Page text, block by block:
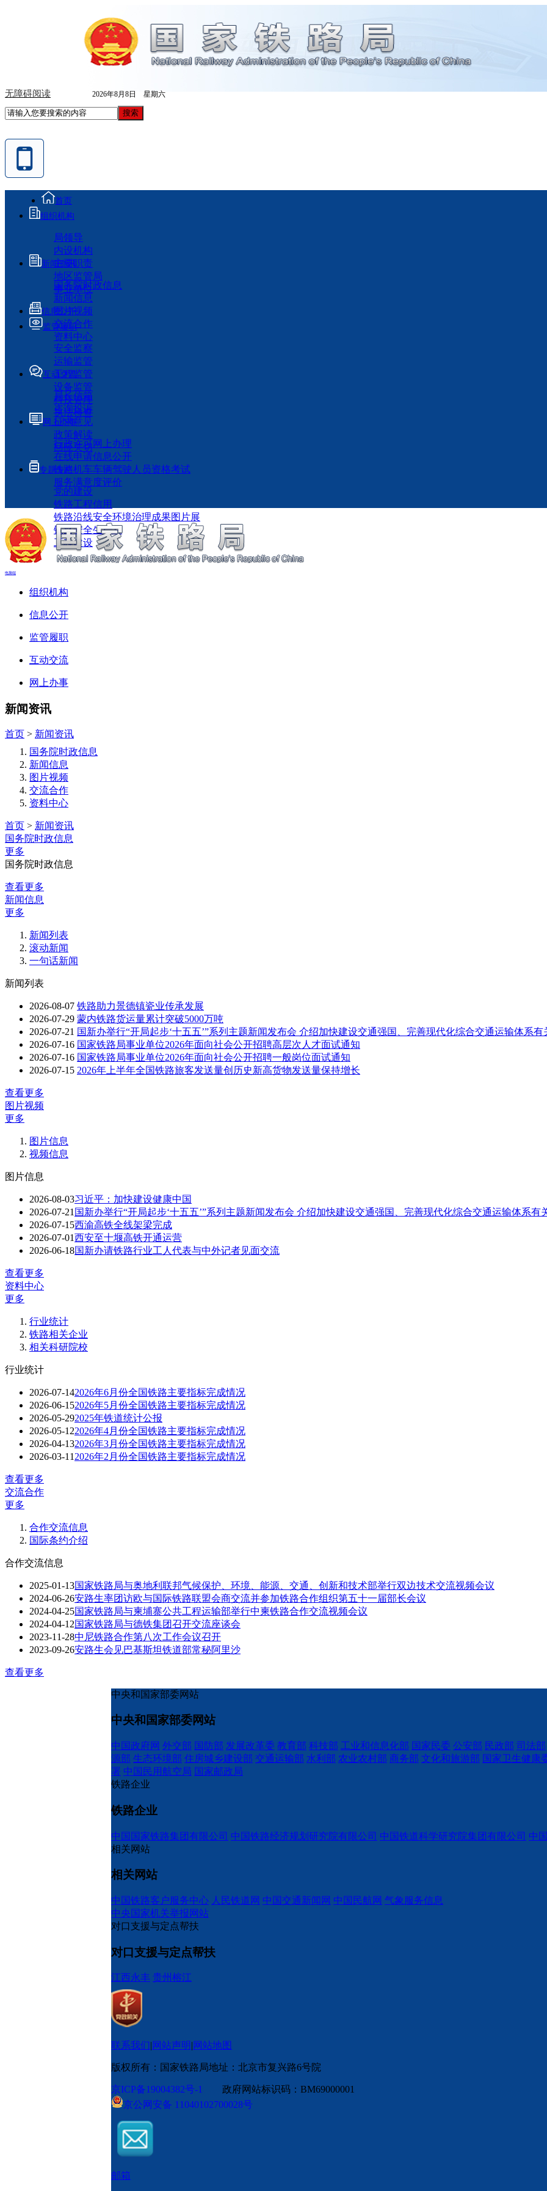
无障碍阅读 2026年8月8日 星期六
首页
组织机构
局领导
内设机构
主要职责
地区监管局
事业单位
新闻资讯
国务院时政信息
新闻信息
图片视频
交流合作
资料中心
信息公开
监管履职
安全监察
运输监管
工程监管
设备监管
科技管理
执法检查
互动交流
局长信箱
咨询投诉
征求意见
政策解读
回应关切
网上办事
行政许可网上办理
在线申请信息公开
铁路机车车辆驾驶人员资格考试
服务满意度评价
专题专栏
党的建设
铁路工程信用
铁路沿线安全环境治理成果图片展
铁路安全生产月
工程建设
电脑端
组织机构
信息公开
监管履职
互动交流
网上办事
新闻资讯
首页 > 新闻资讯
国务院时政信息
新闻信息
图片视频
交流合作
资料中心
首页 > 新闻资讯
国务院时政信息
更多
国务院时政信息
查看更多
新闻信息
更多
新闻列表
滚动新闻
一句话新闻
新闻列表
2026-08-07 铁路助力景德镇瓷业传承发展
2026-07-29 蒙内铁路货运量累计突破5000万吨
2026-07-21 国新办举行“开局起步‘十五五’”系列主题新闻发布会 介绍加快建设交通强国、完善现代化综合交通运输体系有
2026-07-16 国家铁路局事业单位2026年面向社会公开招聘高层次人才面试通知
2026-07-16 国家铁路局事业单位2026年面向社会公开招聘一般岗位面试通知
2026-07-15 2026年上半年全国铁路旅客发送量创历史新高货物发送量保持增长
查看更多
图片视频
更多
图片信息
视频信息
图片信息
2026-08-03习近平：加快建设健康中国
2026-07-21 国新办举行“开局起步‘十五五’”系列主题新闻发布会 介绍加快建设交通强国、完善现代化综合交通运输体系有
2026-07-15西渝高铁全线架梁完成
2026-07-01西安至十堰高铁开通运营
2026-06-18国新办请铁路行业工人代表与中外记者见面交流
查看更多
资料中心
更多
行业统计
铁路相关企业
相关科研院校
行业统计
2026-07-142026年6月份全国铁路主要指标完成情况
2026-06-152026年5月份全国铁路主要指标完成情况
2026-05-292025年铁道统计公报
2026-05-122026年4月份全国铁路主要指标完成情况
2026-04-132026年3月份全国铁路主要指标完成情况
2026-03-11 2026年2月份全国铁路主要指标完成情况
查看更多
交流合作
更多
合作交流信息
国际条约介绍
合作交流信息
2025-01-13国家铁路局与奥地利联邦气候保护、环境、能源、交通、创新和技术部举行双边技术交流视频会议
2024-06-26安路生率团访欧与国际铁路联盟会商交流并参加铁路合作组织第五十一届部长会议
2024-04-25国家铁路局与柬埔寨公共工程运输部举行中柬铁路合作交流视频会议
2024-04-12国家铁路局与德铁集团召开交流座谈会
2023-11-28中尼铁路合作第八次工作会议召开
2023-09-26安路生会见巴基斯坦铁道部常秘阿里沙
查看更多
中央和国家部委网站
中央和国家部委网站
中国政府网 外交部 国防部 发展改革委 教育部 科技部 工业和信息化部 国家民委 公安部 民政部 司法部
源部 生态环境部 住房城乡建设部 交通运输部 水利部 农业农村部 商务部 文化和旅游部 国家卫生健康
署 中国民用航空局 国家邮政局
铁路企业
铁路企业
中国国家铁路集团有限公司 中国铁路经济规划研究院有限公司 中国铁道科学研究院集团有限公司 中
相关网站
相关网站
中国铁路客户服务中心 人民铁道网 中国交通新闻网 中国民航网 气象服务信息
中央国家机关举报网站
对口支援与定点帮扶
对口支援与定点帮扶
江西永丰 贵州榕江
联系我们 网站声明 网站地图
版权所有：国家铁路局地址：北京市复兴路6号院
京ICP备19004382号-1 政府网站标识码：BM69000001
京公网安备 11040102700028号
邮箱